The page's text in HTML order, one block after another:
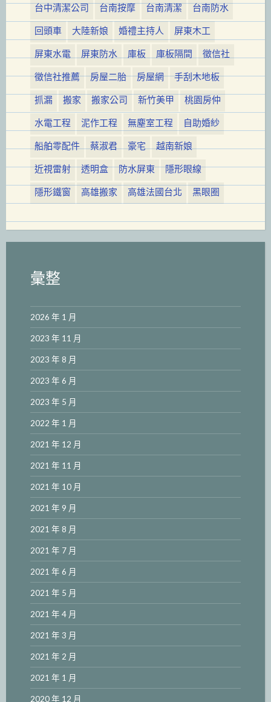
台中清潔公司
台南按摩 台南清潔
台南防水
回頭車
大陸新娘 婚禮主持人
屏東木工
屏東水電
屏東防水 庫板 庫板隔間
徵信社
徵信社推薦
房屋二胎 房屋網
手刮木地板
抓漏
搬家 搬家公司 新竹美甲
桃園房仲
水電工程
泥作工程 無塵室工程
自助婚紗
船舶零配件
蔡淑君 豪宅
越南新娘
近視雷射
透明盒 防水屏東
隱形眼線
隱形鐵窗
高雄搬家 高雄法國台北 黑眼圈
彙整
2026 年 1 月
2023 年 11 月
2023 年 8 月
2023 年 6 月
2023 年 5 月
2022 年 1 月
2021 年 12 月
2021 年 11 月
2021 年 10 月
2021 年 9 月
2021 年 8 月
2021 年 7 月
2021 年 6 月
2021 年 5 月
2021 年 4 月
2021 年 3 月
2021 年 2 月
2021 年 1 月
2020 年 12 月